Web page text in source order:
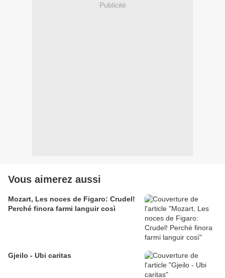
Publicité
Vous aimerez aussi
Mozart, Les noces de Figaro: Crudel!
Perché finora farmi languir così
Gjeilo - Ubi caritas